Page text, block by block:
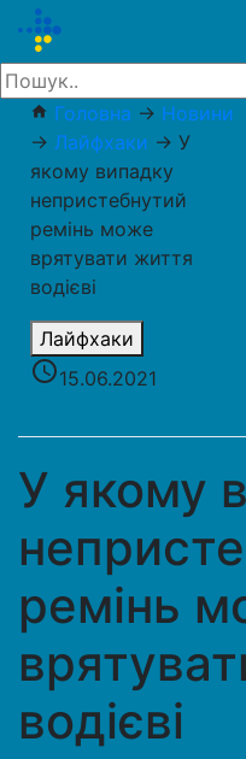
home Головна → Новини
→ Лайфхаки → У
якому випадку
непристебнутий
ремінь може
врятувати життя
водієві
Лайфхаки
access_time15.06.2021
У якому
ремінь
водієві